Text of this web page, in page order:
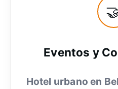
Eventos y
Hotel urbano en